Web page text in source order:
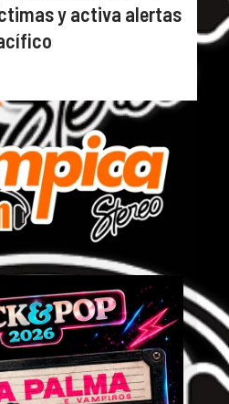
y activa alertas